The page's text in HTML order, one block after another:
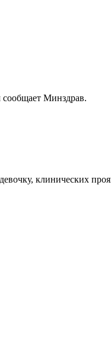
сообщает Минздрав.
клинических